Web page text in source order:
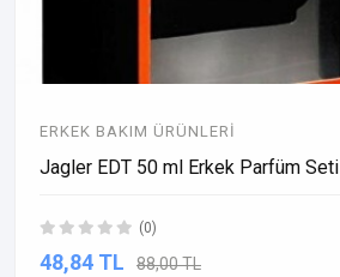
ERKEK BAKIM ÜRÜNLERI
Jagler EDT 50 ml Erkek Parfüm Seti
(0)
48,84 TL 88,00 TL